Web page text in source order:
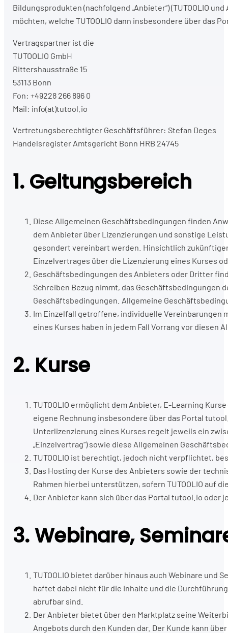
Bildungsprodukten (nachfolgend „Anbieter“) (TUTOOLIO
möchten, welche TUTOOLIO dann insbesondere über das
Vertragspartner ist die
TUTOOLIO GmbH
Rittershausstraße 15
53113 Bonn
Fon: +49228 266 896 0
Mail: info(at)tutool.io
Vertretungsberechtigter Geschäftsführer: Stefan Deges
Handelsregister Amtsgericht Bonn HRB 24745
1. Geltungsbereich
Diese Allgemeinen Geschäftsbedingungen finden
dem Anbieter über Lizenzierungen und sonstige
gesondert vereinbart werden. Hinsichtlich
Einzelvertrages über die Lizenzierung eines Kurses
Geschäftsbedingungen des Anbieters oder Dritter
Schreiben Bezug nimmt, das
Geschäftsbedingungen. Allgemeine
Im Einzelfall getroffene, individuelle Vereinbarungen
eines Kurses haben in jedem Fall Vorrang vor diesen
2. Kurse
TUTOOLIO ermöglicht dem Anbieter, E-Learning
eigene Rechnung insbesondere über das Portal
Unterlizenzierung eines Kurses regelt jeweils ein
„Einzelvertrag“) sowie diese Allgemeinen
TUTOOLIO ist berechtigt, jedoch nicht verpflichtet,
Das Hosting der Kurse des Anbieters sowie der
Rahmen hierbei unterstützen, sofern TUTOOLIO auf
Der Anbieter kann sich über das Portal tutool.io
3. Webinare,
TUTOOLIO bietet darüber hinaus auch Webinare und
haftet dabei nicht für die Inhalte und die
abrufbar sind.
Der Anbieter bietet über den Marktplatz seine
Angebots durch den Kunden dar. Der Kunde kann